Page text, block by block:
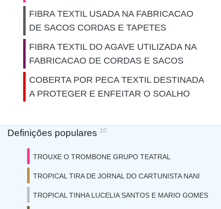
FIBRA TEXTIL USADA NA FABRICACAO
DE SACOS CORDAS E TAPETES
FIBRA TEXTIL DO AGAVE UTILIZADA NA
FABRICACAO DE CORDAS E SACOS
COBERTA POR PECA TEXTIL DESTINADA
A PROTEGER E ENFEITAR O SOALHO
Definições populares 10
TROUXE O TROMBONE GRUPO TEATRAL
TROPICAL TIRA DE JORNAL DO CARTUNISTA NANI
TROPICAL TINHA LUCELIA SANTOS E MARIO GOMES